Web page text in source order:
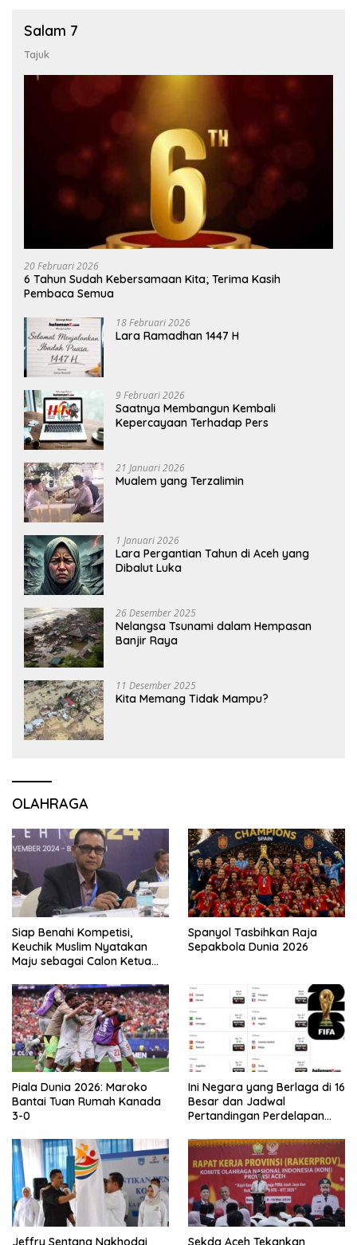
Salam 7
Tajuk
20 Februari 2026
6 Tahun Sudah Kebersamaan Kita; Terima Kasih
Pembaca Semua
18 Februari 2026
Lara Ramadhan 1447 H
9 Februari 2026
Saatnya Membangun Kembali
Kepercayaan Terhadap Pers
21 Januari 2026
Mualem yang Terzalimin
1 Januari 2026
Lara Pergantian Tahun di Aceh yang
Dibalut Luka
26 Desember 2025
Nelangsa Tsunami dalam Hempasan
Banjir Raya
11 Desember 2025
Kita Memang Tidak Mampu?
OLAHRAGA
Siap Benahi Kompetisi,
Keuchik Muslim Nyatakan
Maju sebagai Calon Ketua
Spanyol Tasbihkan Raja
Sepakbola Dunia 2026
Piala Dunia 2026: Maroko
Bantai Tuan Rumah Kanada
3-0
Ini Negara yang Berlaga di 16
Besar dan Jadwal
Pertandingan Perdelapan
Jeffry Sentana Nakhodai Sekda Aceh Tekankan